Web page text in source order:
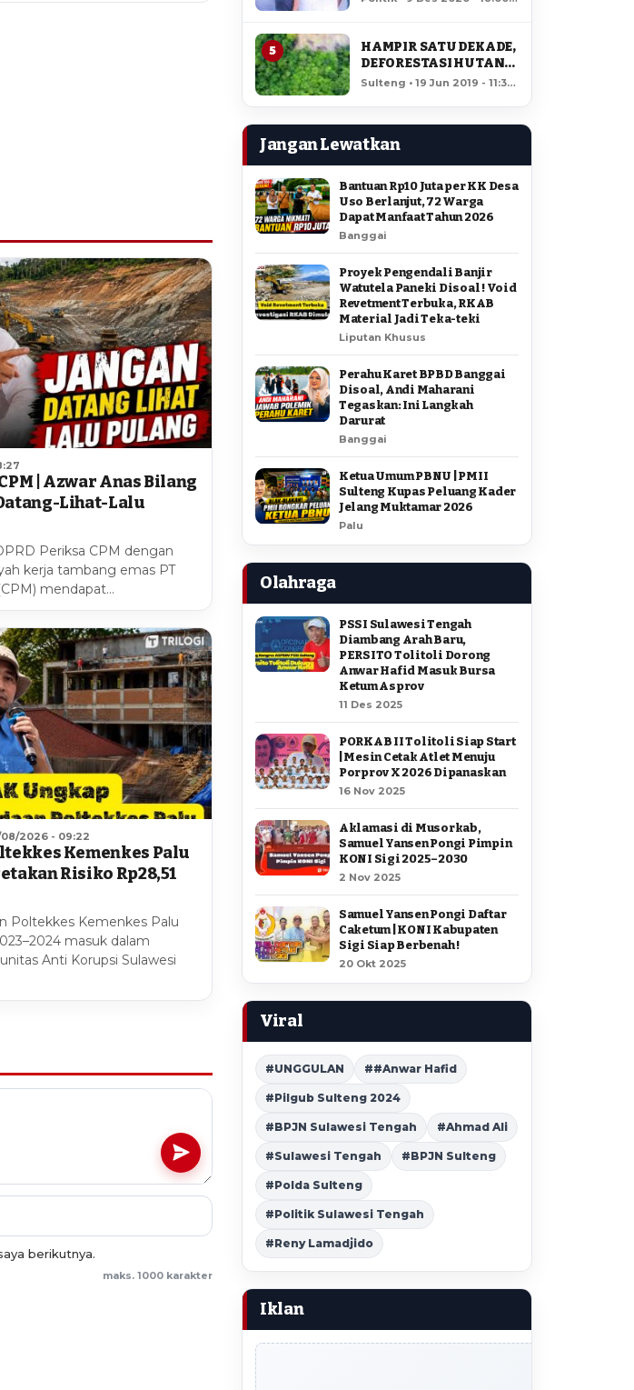
| Azwar Anas Bilang
Lihat-Lalu
Periksa CPM dengan
kerja tambang emas PT
mendapat…
08/2026 - 09:22
Kemenkes Palu
Risiko Rp28,51
Poltekkes Kemenkes Palu
masuk dalam
Anti Korupsi Sulawesi
berikutnya.
maks. 1000 karakter
5
HAMPIR SATU DEKADE,
DEFORESTASI HUTAN
LORE LINDU MENCAPAI
Sulteng • 19 Jun 2019 - 11:34
Jangan Lewatkan
Bantuan Rp10 Juta per KK Desa
Uso Berlanjut, 72 Warga
Dapat Manfaat Tahun 2026
Banggai
Proyek Pengendali Banjir
Watutela Paneki Disoal ! Void
Revetment Terbuka, RKAB
Material Jadi Teka-teki
Liputan Khusus
Perahu Karet BPBD Banggai
Disoal, Andi Maharani
Tegaskan: Ini Langkah
Darurat
Banggai
Ketua Umum PBNU | PMII
Sulteng Kupas Peluang Kader
Jelang Muktamar 2026
Palu
Olahraga
PSSI Sulawesi Tengah
Diambang Arah Baru,
PERSITO Tolitoli Dorong
Anwar Hafid Masuk Bursa
Ketum Asprov
11 Des 2025
PORKAB II Tolitoli Siap Start
| Mesin Cetak Atlet Menuju
Porprov X 2026 Dipanaskan
16 Nov 2025
Aklamasi di Musorkab,
Samuel Yansen Pongi Pimpin
KONI Sigi 2025–2030
2 Nov 2025
Samuel Yansen Pongi Daftar
Caketum | KONI Kabupaten
Sigi Siap Berbenah !
20 Okt 2025
Viral
#UNGGULAN ##Anwar Hafid
#Pilgub Sulteng 2024
#BPJN Sulawesi Tengah #Ahmad Ali
#Sulawesi Tengah #BPJN Sulteng
#Polda Sulteng
#Politik Sulawesi Tengah
#Reny Lamadjido
Iklan